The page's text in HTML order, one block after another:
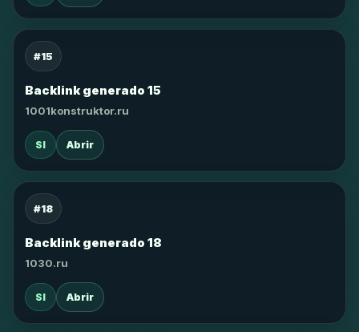
#15
Backlink generado 15
1001konstruktor.ru
SI Abrir
#18
Backlink generado 18
1030.ru
SI Abrir